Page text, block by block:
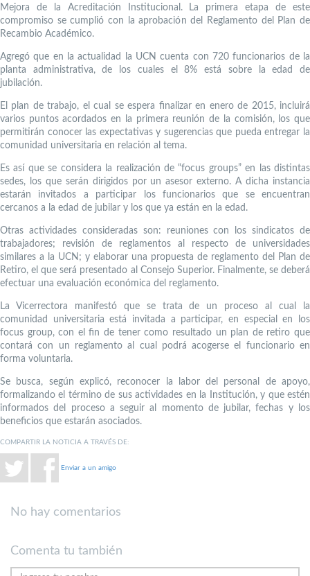
Mejora de la Acreditación Institucional. La primera etapa de este
compromiso se cumplió con la aprobación del Reglamento del Plan de
Recambio Académico.
Agregó que en la actualidad la UCN cuenta con 720 funcionarios de la
planta administrativa, de los cuales el 8% está sobre la edad de
jubilación.
El plan de trabajo, el cual se espera finalizar en enero de 2015, incluirá
varios puntos acordados en la primera reunión de la comisión, los que
permitirán conocer las expectativas y sugerencias que pueda entregar la
comunidad universitaria en relación al tema.
Es así que se considera la realización de “focus groups” en las distintas
sedes, los que serán dirigidos por un asesor externo. A dicha instancia
estarán invitados a participar los funcionarios que se encuentran
cercanos a la edad de jubilar y los que ya están en la edad.
Otras actividades consideradas son: reuniones con los sindicatos de
trabajadores; revisión de reglamentos al respecto de universidades
similares a la UCN; y elaborar una propuesta de reglamento del Plan de
Retiro, el que será presentado al Consejo Superior. Finalmente, se deberá
efectuar una evaluación económica del reglamento.
La Vicerrectora manifestó que se trata de un proceso al cual la
comunidad universitaria está invitada a participar, en especial en los
focus group, con el fin de tener como resultado un plan de retiro que
contará con un reglamento al cual podrá acogerse el funcionario en
forma voluntaria.
Se busca, según explicó, reconocer la labor del personal de apoyo,
formalizando el término de sus actividades en la Institución, y que estén
informados del proceso a seguir al momento de jubilar, fechas y los
beneficios que estarán asociados.
COMPARTIR LA NOTICIA A TRAVÉS DE:
Enviar a un amigo
No hay comentarios
Comenta tu también